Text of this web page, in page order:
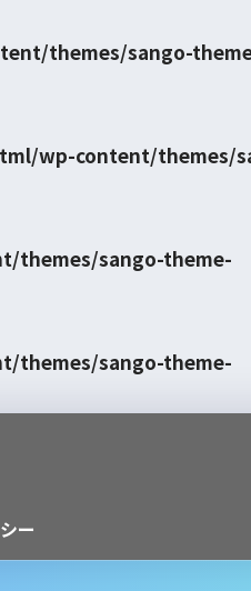
themes/sango-
wp-content/themes/
themes/sango-theme-
themes/sango-theme-
ー